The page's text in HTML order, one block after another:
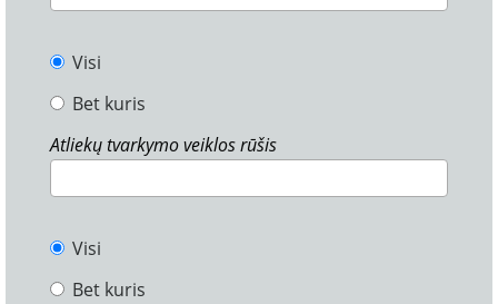
Visi
Bet kuris
Atliekų tvarkymo veiklos rūšis
Visi
Bet kuris